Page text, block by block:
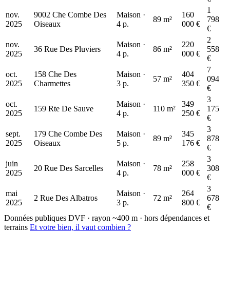
nov.
2025
9002 Che Combe Des
Oiseaux
Maison ·
4 p.
89 m²
160
000 €
1
798
€
nov.
2025
36 Rue Des Pluviers
Maison ·
4 p.
86 m²
220
000 €
2
558
€
oct.
2025
158 Che Des
Charmettes
Maison ·
3 p.
57 m²
404
350 €
7
094
€
oct.
2025
159 Rte De Sauve
Maison ·
4 p.
110 m²
349
250 €
3
175
€
sept.
2025
179 Che Combe Des
Oiseaux
Maison ·
5 p.
89 m²
345
176 €
3
878
€
juin
2025
20 Rue Des Sarcelles
Maison ·
4 p.
78 m²
258
000 €
3
308
€
mai
2025
2 Rue Des Albatros
Maison ·
3 p.
72 m²
264
800 €
3
678
€
Données publiques DVF · rayon ~400 m · hors dépendances et
terrains Et votre bien, il vaut combien ?